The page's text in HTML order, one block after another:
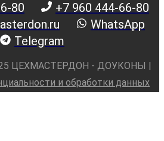
80
+7 960 444-66-80
WhatsApp
Telegram
ЦЕХМАСТЕРДОН - ДОУКОНЫ |
и обработки данных